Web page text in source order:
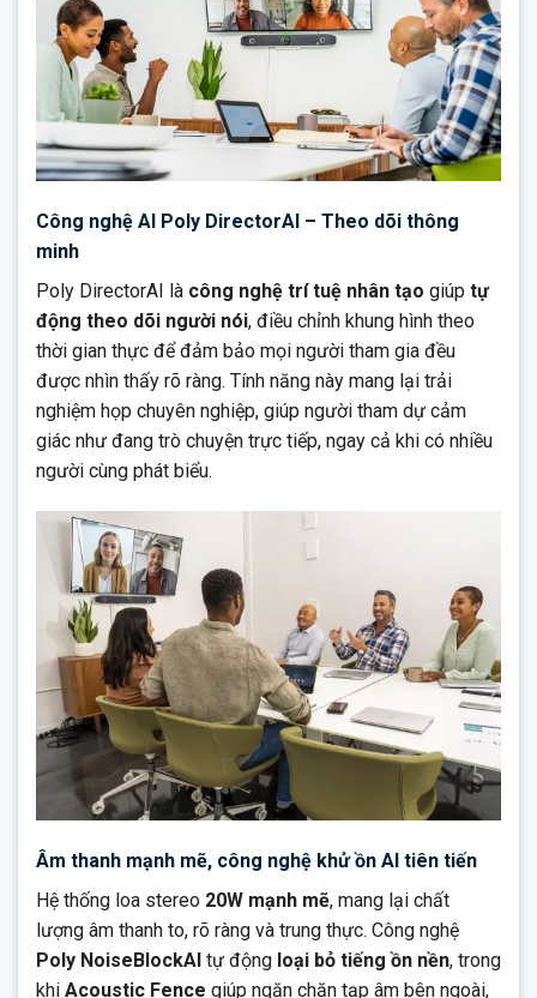
Công nghệ AI Poly DirectorAI – Theo dõi thông
minh
Poly DirectorAI là công nghệ trí tuệ nhân tạo giúp tự
động theo dõi người nói, điều chỉnh khung hình theo
thời gian thực để đảm bảo mọi người tham gia đều
được nhìn thấy rõ ràng. Tính năng này mang lại trải
nghiệm họp chuyên nghiệp, giúp người tham dự cảm
giác như đang trò chuyện trực tiếp, ngay cả khi có nhiều
người cùng phát biểu.
Âm thanh mạnh mẽ, công nghệ khử ồn AI tiên tiến
Hệ thống loa stereo 20W mạnh mẽ, mang lại chất
lượng âm thanh to, rõ ràng và trung thực. Công nghệ
Poly NoiseBlockAI tự động loại bỏ tiếng ồn nền, trong
khi Acoustic Fence giúp ngăn chặn tạp âm bên ngoài,